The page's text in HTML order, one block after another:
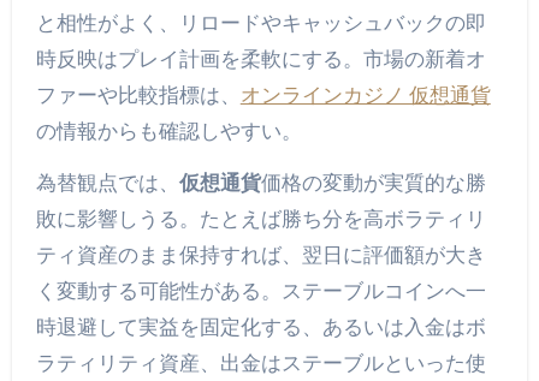
と相性がよく、リロードやキャッシュバックの即
時反映はプレイ計画を柔軟にする。市場の新着オ
ファーや比較指標は、 オンラインカジノ 仮想通貨
の情報からも確認しやすい。
為替観点では、 仮想通貨価格の変動が実質的な勝
敗に影響しうる。たとえば勝ち分を高ボラティリ
ティ資産のまま保持すれば、翌日に評価額が大き
く変動する可能性がある。ステーブルコインへ一
時退避して実益を固定化する、あるいは入金はボ
ラティリティ資産、出金はステーブルといった使